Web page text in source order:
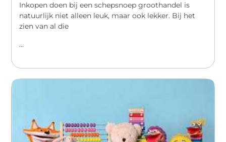
Inkopen doen bij een schepsnoep groothandel is
natuurlijk niet alleen leuk, maar ook lekker. Bij het
zien van al die
...